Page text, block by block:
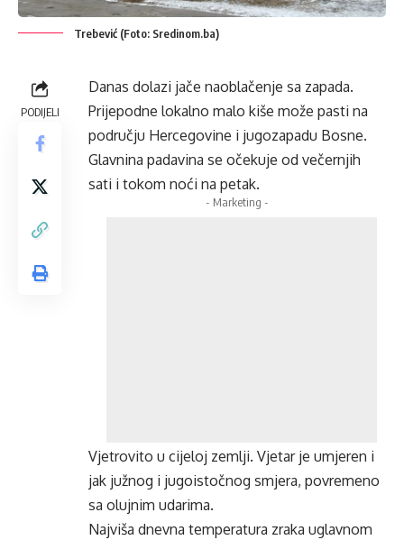
Trebević (Foto: Sredinom.ba)
PODIJELI
Danas dolazi jače naoblačenje sa zapada.
Prijepodne lokalno malo kiše može pasti na
području Hercegovine i jugozapadu Bosne.
Glavnina padavina se očekuje od večernjih
sati i tokom noći na petak.
- Marketing -
Vjetrovito u cijeloj zemlji. Vjetar je umjeren i
jak južnog i jugoistočnog smjera, povremeno
sa olujnim udarima.
Najviša dnevna temperatura zraka uglavnom